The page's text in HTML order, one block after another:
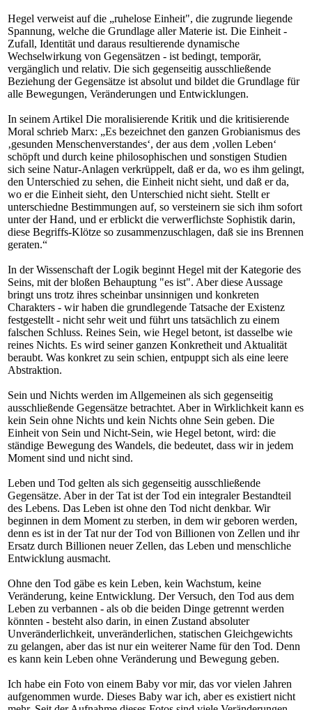
Hegel verweist auf die „ruhelose Einheit", die zugrunde liegende
Spannung, welche die Grundlage aller Materie ist. Die Einheit -
Zufall, Identität und daraus resultierende dynamische
Wechselwirkung von Gegensätzen - ist bedingt, temporär,
vergänglich und relativ. Die sich gegenseitig ausschließende
Beziehung der Gegensätze ist absolut und bildet die Grundlage für
alle Bewegungen, Veränderungen und Entwicklungen.
In seinem Artikel Die moralisierende Kritik und die kritisierende
Moral schrieb Marx: „Es bezeichnet den ganzen Grobianismus des
‚gesunden Menschenverstandes‘, der aus dem ‚vollen Leben‘
schöpft und durch keine philosophischen und sonstigen Studien
sich seine Natur-Anlagen verkrüppelt, daß er da, wo es ihm gelingt,
den Unterschied zu sehen, die Einheit nicht sieht, und daß er da,
wo er die Einheit sieht, den Unterschied nicht sieht. Stellt er
unterschiedne Bestimmungen auf, so versteinern sie sich ihm sofort
unter der Hand, und er erblickt die verwerflichste Sophistik darin,
diese Begriffs-Klötze so zusammenzuschlagen, daß sie ins Brennen
geraten.“
In der Wissenschaft der Logik beginnt Hegel mit der Kategorie des
Seins, mit der bloßen Behauptung "es ist". Aber diese Aussage
bringt uns trotz ihres scheinbar unsinnigen und konkreten
Charakters - wir haben die grundlegende Tatsache der Existenz
festgestellt - nicht sehr weit und führt uns tatsächlich zu einem
falschen Schluss. Reines Sein, wie Hegel betont, ist dasselbe wie
reines Nichts. Es wird seiner ganzen Konkretheit und Aktualität
beraubt. Was konkret zu sein schien, entpuppt sich als eine leere
Abstraktion.
Sein und Nichts werden im Allgemeinen als sich gegenseitig
ausschließende Gegensätze betrachtet. Aber in Wirklichkeit kann es
kein Sein ohne Nichts und kein Nichts ohne Sein geben. Die
Einheit von Sein und Nicht-Sein, wie Hegel betont, wird: die
ständige Bewegung des Wandels, die bedeutet, dass wir in jedem
Moment sind und nicht sind.
Leben und Tod gelten als sich gegenseitig ausschließende
Gegensätze. Aber in der Tat ist der Tod ein integraler Bestandteil
des Lebens. Das Leben ist ohne den Tod nicht denkbar. Wir
beginnen in dem Moment zu sterben, in dem wir geboren werden,
denn es ist in der Tat nur der Tod von Billionen von Zellen und ihr
Ersatz durch Billionen neuer Zellen, das Leben und menschliche
Entwicklung ausmacht.
Ohne den Tod gäbe es kein Leben, kein Wachstum, keine
Veränderung, keine Entwicklung. Der Versuch, den Tod aus dem
Leben zu verbannen - als ob die beiden Dinge getrennt werden
könnten - besteht also darin, in einen Zustand absoluter
Unveränderlichkeit, unveränderlichen, statischen Gleichgewichts
zu gelangen, aber das ist nur ein weiterer Name für den Tod. Denn
es kann kein Leben ohne Veränderung und Bewegung geben.
Ich habe ein Foto von einem Baby vor mir, das vor vielen Jahren
aufgenommen wurde. Dieses Baby war ich, aber es existiert nicht